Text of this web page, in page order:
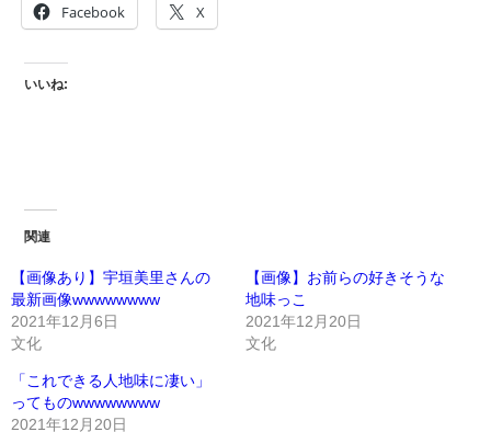
Facebook X
いいね:
関連
【画像あり】宇垣美里さんの
最新画像wwwwwwww
2021年12月6日
文化
【画像】お前らの好きそうな
地味っこ
2021年12月20日
文化
「これできる人地味に凄い」
ってものwwwwwwww
2021年12月20日